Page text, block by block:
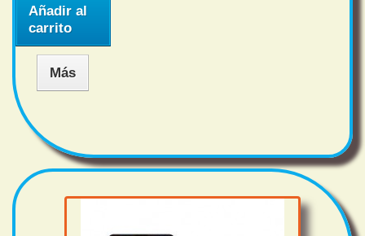
Añadir al
carrito
Más